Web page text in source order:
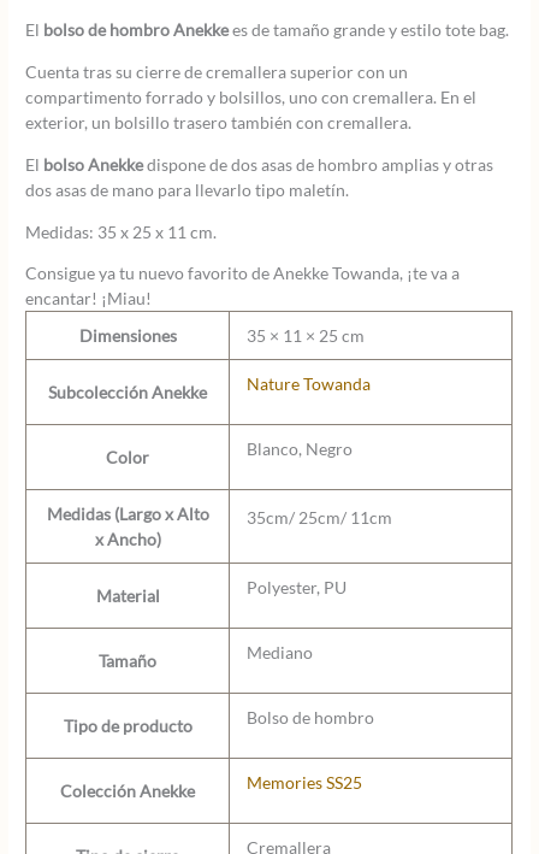
El bolso de hombro Anekkees de tamaño grande y estilo tote bag.
Cuenta tras su cierre de cremallera superior con un
compartimento forrado y bolsillos, uno con cremallera. En el
exterior, un bolsillo trasero también con cremallera.
El bolso Anekkedispone de dos asas de hombro amplias y otras
dos asas de mano para llevarlo tipo maletín.
Medidas: 35 x 25 x 11 cm.
Consigue ya tu nuevo favorito de Anekke Towanda, ¡te va a
encantar! ¡Miau!
Dimensiones
35 × 11 × 25 cm
Subcolección Anekke Nature Towanda
Color Blanco, Negro
Medidas (Largo x Alto
x Ancho)
35cm/ 25cm/ 11cm
Material Polyester, PU
Tamaño Mediano
Tipo de producto Bolso de hombro
Colección Anekke Memories SS25
Cremallera